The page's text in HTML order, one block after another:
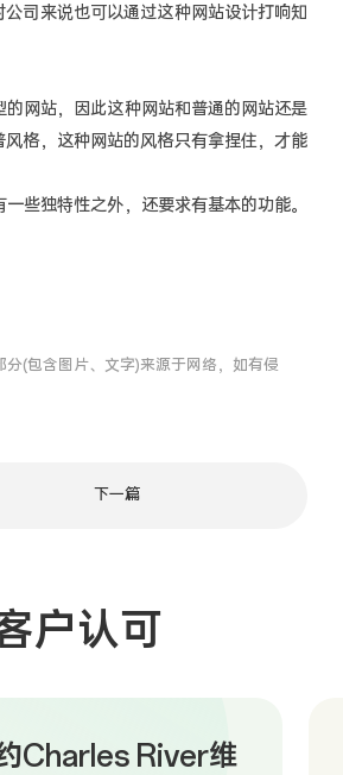
司来说也可以通过这种网站设计打响知
网站，因此这种网站和普通的网站还是
格，这种网站的风格只有拿捏住，才能
独特性之外，还要求有基本的功能。
(包含图片、文字)来源于网络，如有侵
下一篇
户认可
Charles River维